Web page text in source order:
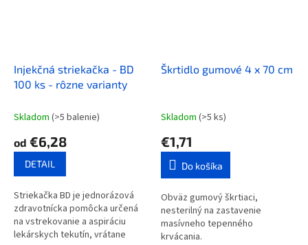
Injekčná striekačka - BD
100 ks - rôzne varianty
Skladom (>5 balenie)
od €6,28
DETAIL
Striekačka BD je jednorázová
zdravotnícka pomôcka určená
na vstrekovanie a aspiráciu
lekárskych tekutín, vrátane
Škrtidlo gumové 4 x 70 cm
Skladom (>5 ks)
€1,71
Do košíka
Obväz gumový škrtiaci,
nesterilný na zastavenie
masívneho tepenného
krvácania.